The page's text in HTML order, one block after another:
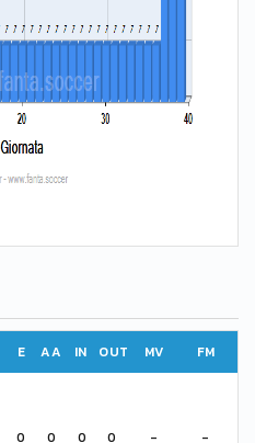
E AA IN OUT MV FM
0 0 0 0 - -